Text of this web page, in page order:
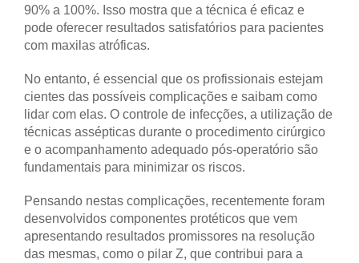
90% a 100%. Isso mostra que a técnica é eficaz e
pode oferecer resultados satisfatórios para pacientes
com maxilas atróficas.
No entanto, é essencial que os profissionais estejam
cientes das possíveis complicações e saibam como
lidar com elas. O controle de infecções, a utilização de
técnicas assépticas durante o procedimento cirúrgico
e o acompanhamento adequado pós-operatório são
fundamentais para minimizar os riscos.
Pensando nestas complicações, recentemente foram
desenvolvidos componentes protéticos que vem
apresentando resultados promissores na resolução
das mesmas, como o pilar Z, que contribui para a